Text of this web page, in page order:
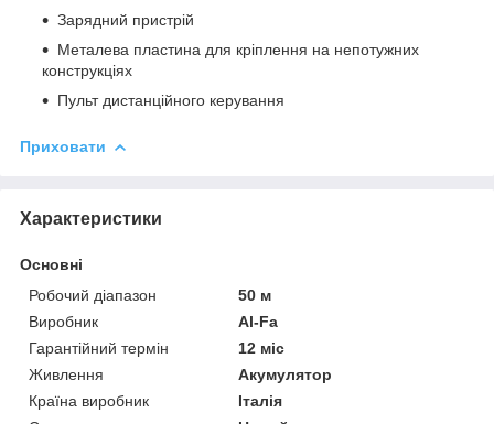
Зарядний пристрій
Металева пластина для кріплення на непотужних
конструкціях
Пульт дистанційного керування
Приховати
Характеристики
Основні
Робочий діапазон
50 м
Виробник
Al-Fa
Гарантійний термін
12 міс
Живлення
Акумулятор
Країна виробник
Італія